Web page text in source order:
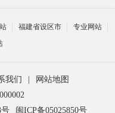
福建省设区市
专业网站
我们
网站地图
号
闽ICP备05025850号